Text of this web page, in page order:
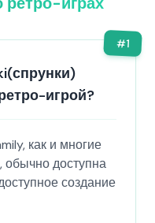
#1
игрой?
как и многие
обычно доступна
создание